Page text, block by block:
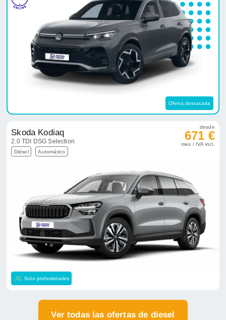
Oferta destacada
Skoda Kodiaq
2.0 TDI DSG Selection
Diésel Automático
desde
671 €
mes / IVA incl.
Solo profesionales
Ver todas las ofertas de diesel